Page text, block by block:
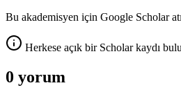
Bu akademisyen için Google Scholar
Herkese açık bir Scholar kaydı
0 yorum